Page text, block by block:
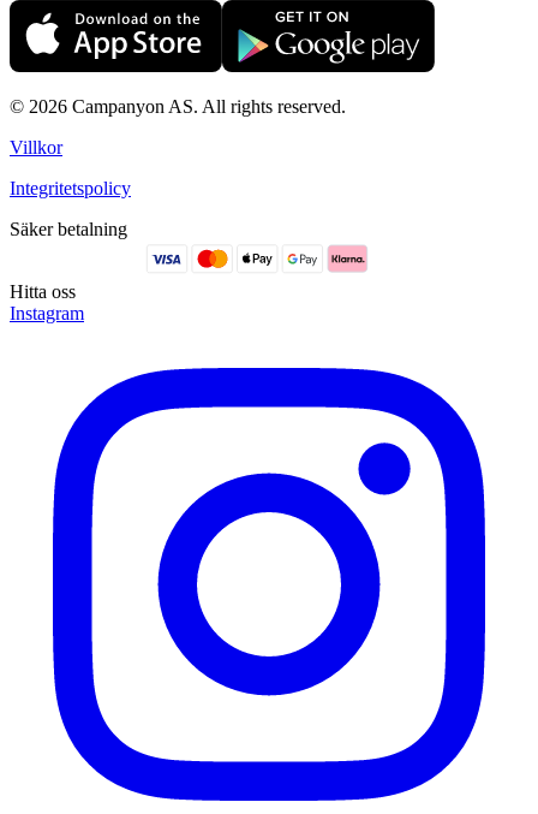
© 2026 Campanyon AS. All rights reserved.
Villkor
Integritetspolicy
Säker betalning
Hitta oss
Instagram